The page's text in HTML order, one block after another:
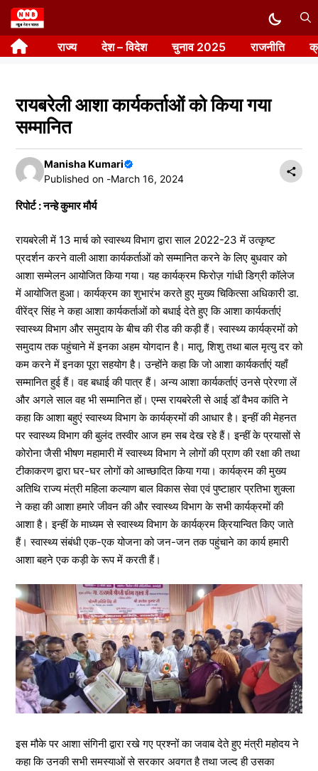
Skip
to
content राज्य देश – विदेश चुनाव 2025 राजनीति
रायबरेली आशा कार्यकर्ताओं को किया गया
सम्मानित
Manisha Kumari
Published on -March 16, 2024
रिपोर्ट : नन्हे कुमार मौर्य
रायबरेली में 13 मार्च को स्वास्थ्य विभाग द्वारा साल 2022-23 में उत्कृष्ट
प्रदर्शन करने वाली आशा कार्यकर्ताओं को सम्मानित करने के लिए बुधवार को
आशा सम्मेलन आयोजित किया गया। यह कार्यक्रम फिरोज़ गांधी डिग्री कॉलेज
में आयोजित हुआ। कार्यक्रम का शुभारंभ करते हुए मुख्य चिकित्सा अधिकारी डा.
वीरेंद्र सिंह ने कहा आशा कार्यकर्ताओं को बधाई देते हुए कि आशा कार्यकर्ताएं
स्वास्थ्य विभाग और समुदाय के बीच की रीड की कड़ी हैं। स्वास्थ्य कार्यक्रमों को
समुदाय तक पहुंचाने में इनका अहम योगदान है। मातृ, शिशु तथा बाल मृत्यु दर को
कम करने में इनका पूरा सहयोग है। उन्होंने कहा कि जो आशा कार्यकर्ताएं यहाँ
सम्मानित हुई हैं। वह बधाई की पात्र हैं। अन्य आशा कार्यकर्ताएं उनसे प्रेरणा लें
और अगले साल वह भी सम्मानित हों। एम्स रायबरेली से आई डॉ वैभव कांति ने
कहा कि आशा बहुएं स्वास्थ्य विभाग के कार्यक्रमों की आधार है। इन्हीं की मेहनत
पर स्वास्थ्य विभाग की बुलंद तस्वीर आज हम सब देख रहे हैं। इन्हीं के प्रयासों से
कोरोना जैसी भीषण महामारी में स्वास्थ्य विभाग ने लोगों की प्राण की रक्षा की तथा
टीकाकरण द्वारा घर-घर लोगों को आच्छादित किया गया। कार्यक्रम की मुख्य
अतिथि राज्य मंत्री महिला कल्याण बाल विकास सेवा एवं पुष्टाहार प्रतिभा शुक्ला
ने कहा की आशा हमारे जीवन की और स्वास्थ्य विभाग के सभी कार्यक्रमों की
आशा है। इन्हीं के माध्यम से स्वास्थ्य विभाग के कार्यक्रम क्रियान्वित किए जाते
हैं। स्वास्थ्य संबंधी एक-एक योजना को जन-जन तक पहुंचाने का कार्य हमारी
आशा बहने एक कड़ी के रूप में करती हैं।
इस मौके पर आशा संगिनी द्वारा रखे गए प्रश्नों का जवाब देते हुए मंत्री महोदय ने
कहा कि उनकी सभी समस्याओं से सरकार अवगत है तथा जल्द ही उसका